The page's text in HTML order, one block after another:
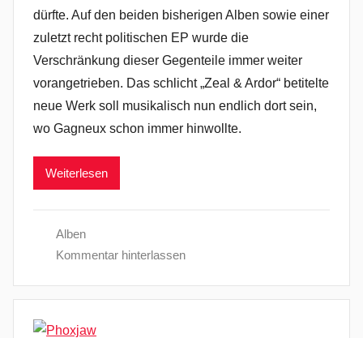
dürfte. Auf den beiden bisherigen Alben sowie einer
zuletzt recht politischen EP wurde die
Verschränkung dieser Gegenteile immer weiter
vorangetrieben. Das schlicht „Zeal & Ardor“ betitelte
neue Werk soll musikalisch nun endlich dort sein,
wo Gagneux schon immer hinwollte.
Weiterlesen
Alben
Kommentar hinterlassen